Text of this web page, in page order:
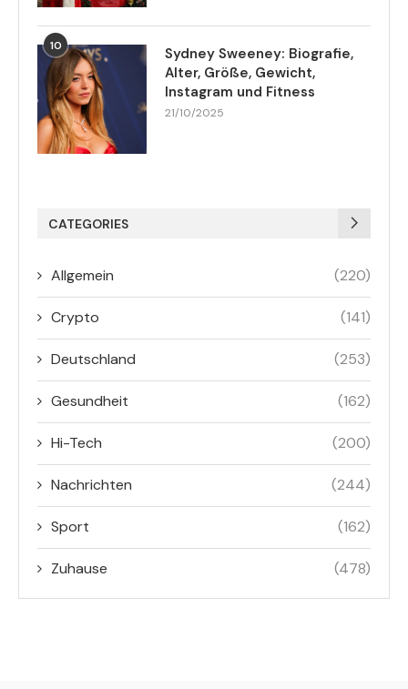
10
Sydney Sweeney: Biografie,
Alter, Größe, Gewicht,
Instagram und Fitness
21/10/2025
CATEGORIES
Allgemein (220)
Crypto (141)
Deutschland (253)
Gesundheit (162)
Hi-Tech (200)
Nachrichten (244)
Sport (162)
Zuhause (478)